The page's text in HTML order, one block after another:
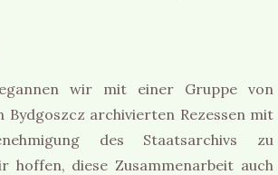
wir mit einer Gruppe von
Bydgoszcz archivierten Rezessen mit
des Staatsarchivs zu
hoffen, diese Zusammenarbeit auch